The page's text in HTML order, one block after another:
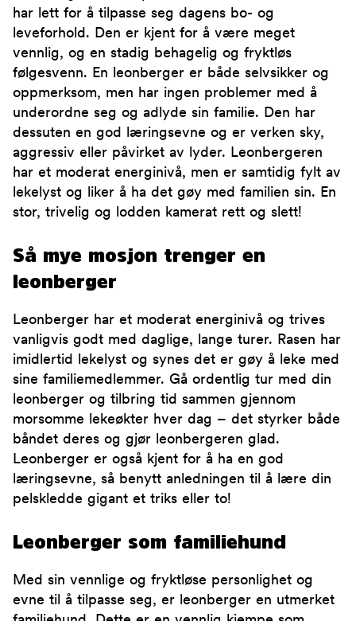
har lett for å tilpasse seg dagens bo- og
leveforhold. Den er kjent for å være meget
vennlig, og en stadig behagelig og fryktløs
følgesvenn. En leonberger er både selvsikker og
oppmerksom, men har ingen problemer med å
underordne seg og adlyde sin familie. Den har
dessuten en god læringsevne og er verken sky,
aggressiv eller påvirket av lyder. Leonbergeren
har et moderat energinivå, men er samtidig fylt av
lekelyst og liker å ha det gøy med familien sin. En
stor, trivelig og lodden kamerat rett og slett!
Så mye mosjon trenger en
leonberger
Leonberger har et moderat energinivå og trives
vanligvis godt med daglige, lange turer. Rasen har
imidlertid lekelyst og synes det er gøy å leke med
sine familiemedlemmer. Gå ordentlig tur med din
leonberger og tilbring tid sammen gjennom
morsomme lekeøkter hver dag – det styrker både
båndet deres og gjør leonbergeren glad.
Leonberger er også kjent for å ha en god
læringsevne, så benytt anledningen til å lære din
pelskledde gigant et triks eller to!
Leonberger som familiehund
Med sin vennlige og fryktløse personlighet og
evne til å tilpasse seg, er leonberger en utmerket